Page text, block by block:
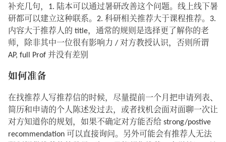
补充几句，1. 陆本可以通过暑研改善这个问题。线上线下暑
研都可以建立这种联系。2. 科研相关推荐大于课程推荐。3.
内容大于推荐人的 title，通常的规则是选择更了解你的老
师，除非其中一位很有影响力 / 对方教授认识，否则所谓
AP, full Prof 并没有差别
如何准备
在找推荐人写推荐信的时候，尽量提前一个月把申请列表、
简历和申请的个人陈述发过去，或者找机会面对面聊一次让
对方知道你的规划，如果不确定对方能否给 strong/postive
recommendation 可以直接询问。另外可能会有推荐人无法